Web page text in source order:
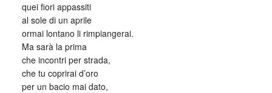
quei fiori appassiti
al sole di un aprile
ormai lontano li rimpiangerai.
Ma sarà la prima
che incontri per strada,
che tu coprirai d’oro
per un bacio mai dato,